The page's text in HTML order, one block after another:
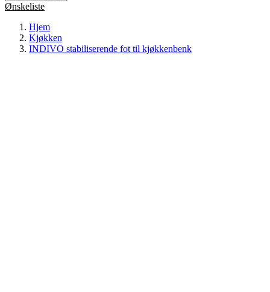
Ønskeliste
Hjem
Kjøkken
INDIVO stabiliserende fot til kjøkkenbenk